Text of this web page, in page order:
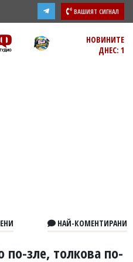
ВАШИЯТ СИГНАЛ
НОВИНИТЕ
ДНЕС: 1
НАЙ-КОМЕНТИРАНИ
зле, толкова по-